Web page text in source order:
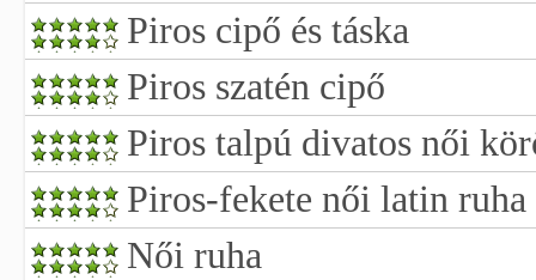
Piros cipő és táska
Piros szatén cipő
Piros talpú divatos női
Piros-fekete női latin ruha
Női ruha